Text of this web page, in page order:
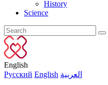
History
Science
English
Русский English العربية